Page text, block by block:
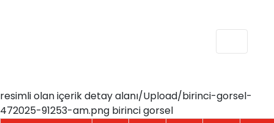
resimli olan içerik detay alanı/Upload/birinci-gorsel-
472025-91253-am.png birinci gorsel